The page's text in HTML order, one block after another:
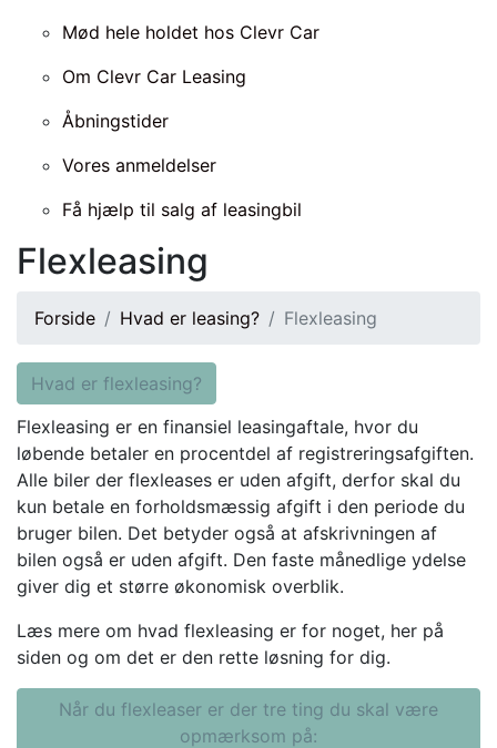
Mød hele holdet hos Clevr Car
Om Clevr Car Leasing
Åbningstider
Vores anmeldelser
Få hjælp til salg af leasingbil
Flexleasing
Forside Hvad er leasing? Flexleasing
Hvad er flexleasing?
Flexleasing er en finansiel leasingaftale, hvor du
løbende betaler en procentdel af registreringsafgiften.
Alle biler der flexleases er uden afgift, derfor skal du
kun betale en forholdsmæssig afgift i den periode du
bruger bilen. Det betyder også at afskrivningen af
bilen også er uden afgift. Den faste månedlige ydelse
giver dig et større økonomisk overblik.
Læs mere om hvad flexleasing er for noget, her på
siden og om det er den rette løsning for dig.
Når du flexleaser er der tre ting du skal være
opmærksom på: